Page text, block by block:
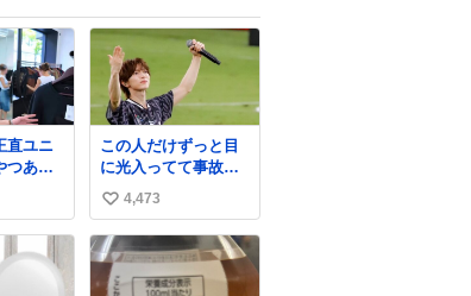
直ユニ
つある
出す
側と同
この人だけずっと目
に光入ってて事故画
一枚もなかったすご
い #TravisJapan #J
リーグ
い
い
ね
数
4,473